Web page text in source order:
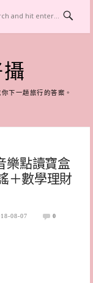
下一趟旅行的答案。
樂點讀寶盒
＋數學理財
08-07 0